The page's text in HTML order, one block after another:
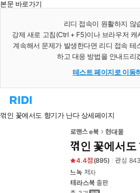
본문 바로가기
리디 접속이 원활하지 않
강제 새로 고침(Ctrl + F5)이나 브라우저 캐
계속해서 문제가 발생한다면 리디 접속 테
하고 대응 방법을 안내드리
테스트 페이지로 이동
리
홈
꺾인 꽃에서도 향기가 난다 상세페이지
로맨스 e북 현대물
꺾인 꽃에서도
4.4 (895) 관심 843
느녹저자
테라스북출판